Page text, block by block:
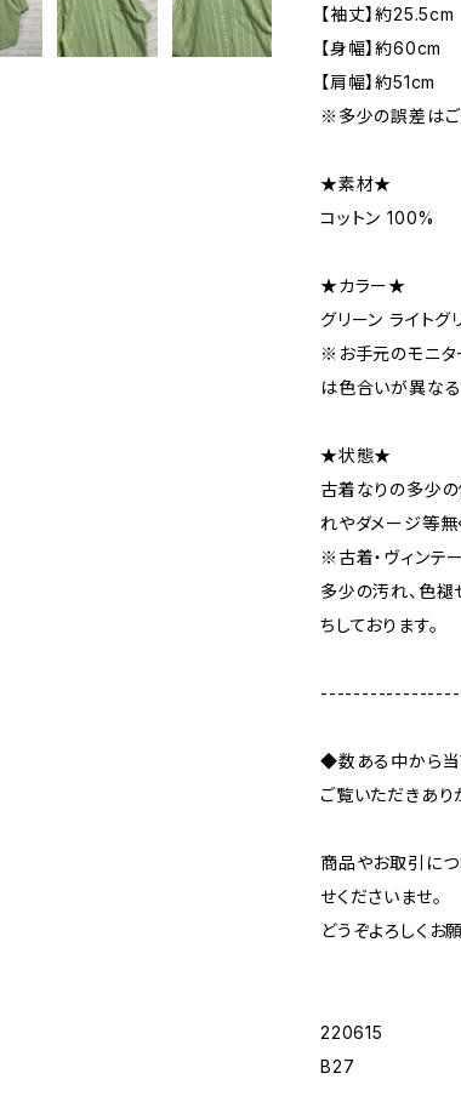
【袖丈】約25.5cm
【身幅】約60cm
【肩幅】約51cm
※多少の誤差はご
★素材★
コットン 100%
★カラー★
グリーン ライト
※お手元のモニタ
は色合いが異な
★状態★
古着なりの多少
れやダメージ等無
※古着・ヴィンテ
多少の汚れ、色
ちしております。
◆数ある中から当
ご覧いただきあ
商品やお取引に
せくださいませ。
どうぞよろしくお
220615
B27